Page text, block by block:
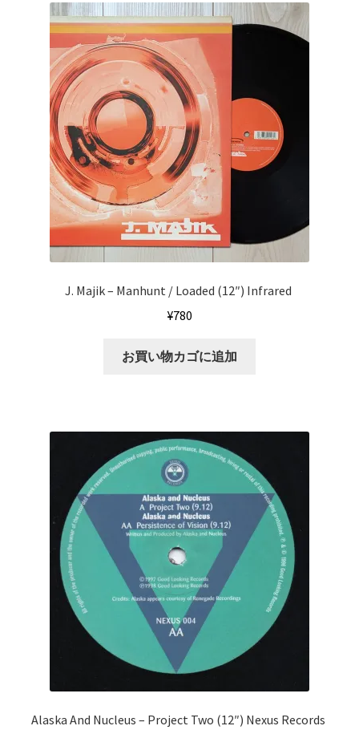
J. Majik ‎– Manhunt / Loaded (12″) Infrared ‎
¥780
お買い物カゴに追加
Alaska And Nucleus ‎– Project Two (12″) Nexus Records ‎